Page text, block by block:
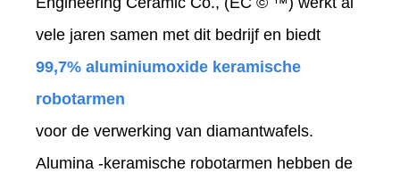
vele jaren samen met dit bedrijf en biedt
99,7% aluminiumoxide keramische
robotarmen
voor de verwerking van diamantwafels.
Alumina -keramische robotarmen hebben de